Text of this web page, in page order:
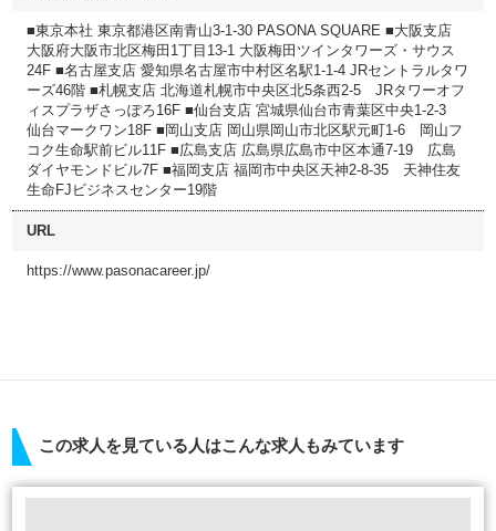
■東京本社 東京都港区南青山3-1-30 PASONA SQUARE ■大阪支店
大阪府大阪市北区梅田1丁目13-1 大阪梅田ツインタワーズ・サウス
24F ■名古屋支店 愛知県名古屋市中村区名駅1-1-4 JRセントラルタワ
ーズ46階 ■札幌支店 北海道札幌市中央区北5条西2-5 JRタワーオフ
ィスプラザさっぽろ16F ■仙台支店 宮城県仙台市青葉区中央1-2-3
仙台マークワン18F ■岡山支店 岡山県岡山市北区駅元町1-6 岡山フ
コク生命駅前ビル11F ■広島支店 広島県広島市中区本通7-19 広島
ダイヤモンドビル7F ■福岡支店 福岡市中央区天神2-8-35 天神住友
生命FJビジネスセンター19階
URL
https://www.pasonacareer.jp/
この求人を見ている人はこんな求人もみています